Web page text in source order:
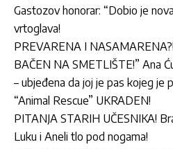
Gastozov honorar: “Dobio je
vrtoglava!
PREVARENA I
BAČEN NA SMETLIŠTE!” Ana
– ubjeđena da joj je pas kojeg je
“Animal Rescue” UKRADEN!
PITANJA STARIH UČESNIKA!
Luku i Aneli tlo pod nogama!